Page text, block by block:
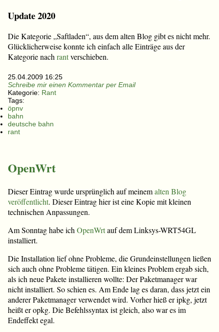
Update 2020
Die Kategorie „Saftladen“, aus dem alten Blog gibt es nicht mehr.
Glücklicherweise konnte ich einfach alle Einträge aus der
Kategorie nachrantverschieben.
25.04.2009 16:25
Schreibe mir einen Kommentar per Email
Kategorie: Rant
Tags:
öpnv
bahn
deutsche bahn
rant
OpenWrt
Dieser Eintrag wurde ursprünglich auf meinemalten Blog
veröffentlicht. Dieser Eintrag hier ist eine Kopie mit kleinen
technischen Anpassungen.
Am Sonntag habe ich OpenWrtauf dem Linksys-WRT54GL
installiert.
Die Installation lief ohne Probleme, die Grundeinstellungen ließen
sich auch ohne Probleme tätigen. Ein kleines Problem ergab sich,
als ich neue Pakete installieren wollte: Der Paketmanager war
nicht installiert. So schien es. Am Ende lag es daran, dass jetzt ein
anderer Paketmanager verwendet wird. Vorher hieß er ipkg, jetzt
heißt er opkg. Die Befehlssyntax ist gleich, also war es im
Endeffekt egal.